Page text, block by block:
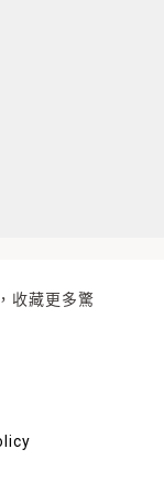
收藏更多驚